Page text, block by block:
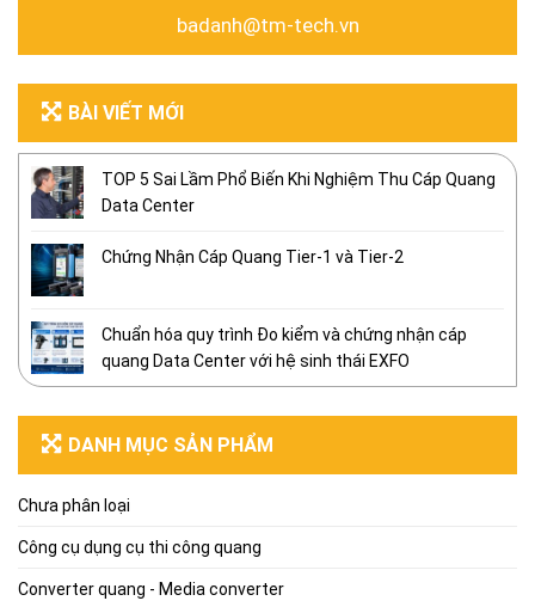
badanh@tm-tech.vn
BÀI VIẾT MỚI
TOP 5 Sai Lầm Phổ Biến Khi Nghiệm Thu Cáp Quang
Data Center
Chứng Nhận Cáp Quang Tier-1 và Tier-2
Chuẩn hóa quy trình Đo kiểm và chứng nhận cáp
quang Data Center với hệ sinh thái EXFO
DANH MỤC SẢN PHẨM
Chưa phân loại
Công cụ dụng cụ thi công quang
Converter quang - Media converter